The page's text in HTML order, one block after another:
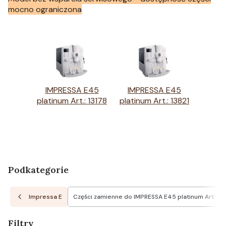
mocno ograniczona
IMPRESSA E45
platinum Art.: 13178
IMPRESSA E45
platinum Art.: 13821
Podkategorie
Impressa E Części zamienne do IMPRESSA E45 platinum Art.:
Filtry